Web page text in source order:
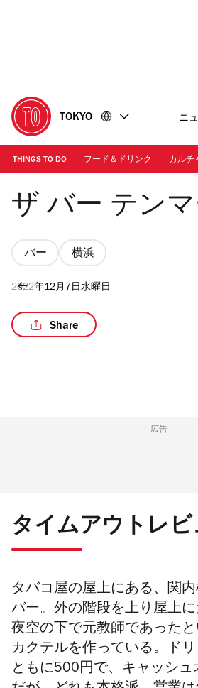
に
移
動
移
動
TOKYO ニ
THINGS TO DO フード＆ドリンク カルチ
ザ・バー・テンマー
ザ バー テン
バー 横浜
2022年12月7日水曜日
Share
広告
タイムアウトレビ
タバコ屋の屋上にある、関
バー。 外の階段を上り屋上に
夜空の下で元教師であった
カクテルを作っている。ド
ともに500円で、キャッシュ